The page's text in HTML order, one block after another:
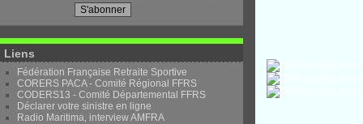
Liens
Fédération Française Retraite Sportive
CORERS PACA - Comité Régional FFRS
CODERS13 - Comité Départemental FFRS
Déclarer votre sinistre en ligne
Radio Maritima, interview AMFRA